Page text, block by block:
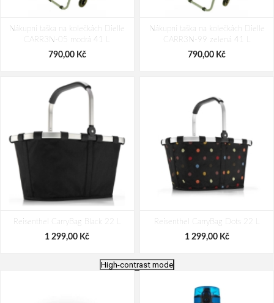
Nákupní taška na kolečkách Dielle
CARR3N-05 modrá 41 L
790,00 Kč
Nákupní taška na kolečkách Dielle
CARR3N-99 zelená 41 L
790,00 Kč
Reisenthel CarryBag Black 22 L
1 299,00 Kč
Reisenthel CarryBag Dots 22 L
1 299,00 Kč
High-contrast mode